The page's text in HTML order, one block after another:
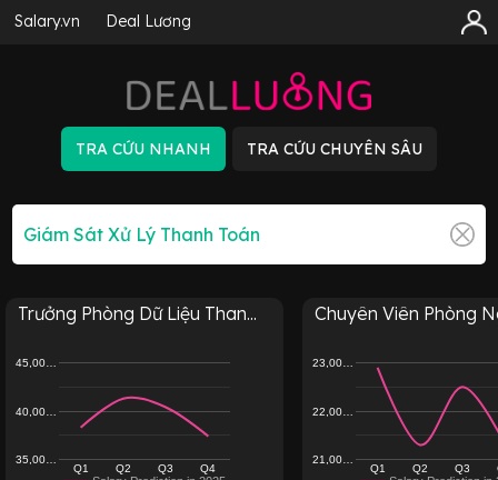
Salary.vn Deal Lương
Trưởng Phòng Dữ Liệu Than...
Q1 Q2 Q3 Q4
35,00…
40,00…
45,00…
Chuyên Viên Phòng
Q1 Q2 Q3
21,00…
22,00…
23,00…